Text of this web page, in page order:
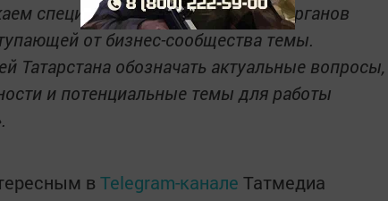
специалистов из профильных органов
от бизнес-сообщества темы.
Татарстана обозначать актуальные вопросы,
и потенциальные темы для работы
в Telegram-канале Татмедиа